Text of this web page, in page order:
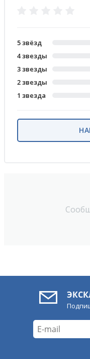
5 звёзд
4 звезды
3 звезды
2 звезды
1 звезда